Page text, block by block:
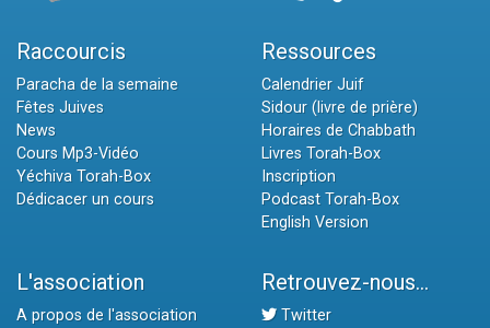
Raccourcis
Paracha de la semaine
Fêtes Juives
News
Cours Mp3-Vidéo
Yéchiva Torah-Box
Dédicacer un cours
Ressources
Calendrier Juif
Sidour (livre de prière)
Horaires de Chabbath
Livres Torah-Box
Inscription
Podcast Torah-Box
English Version
L'association
A propos de l'association
Retrouvez-nous...
Twitter